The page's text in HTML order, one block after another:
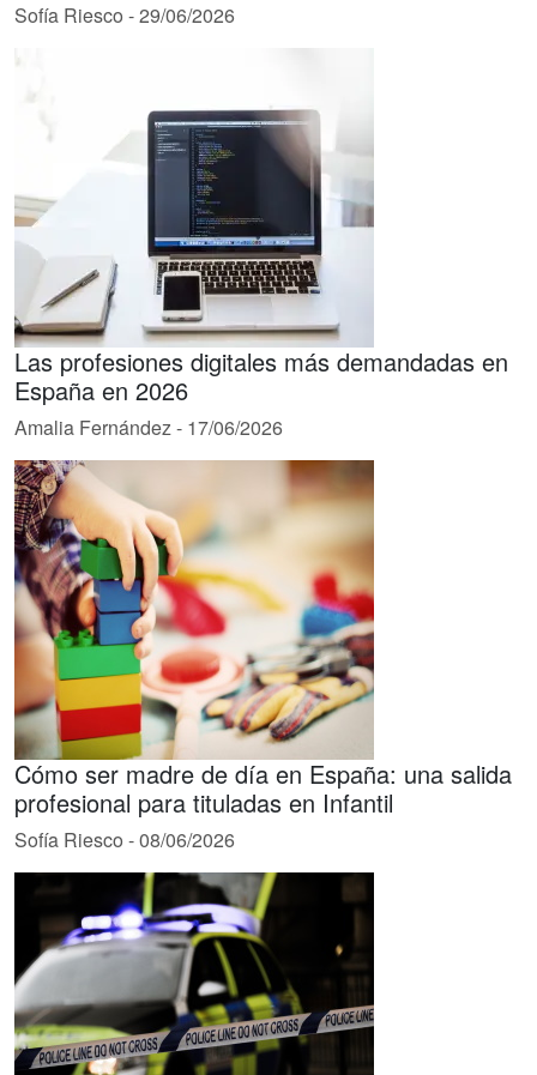
Sofía Riesco -29/06/2026
Las profesiones digitales más demandadas en
España en 2026
Amalia Fernández- 17/06/2026
Cómo ser madre de día en España: una salida
profesional para tituladas en Infantil
Sofía Riesco -08/06/2026